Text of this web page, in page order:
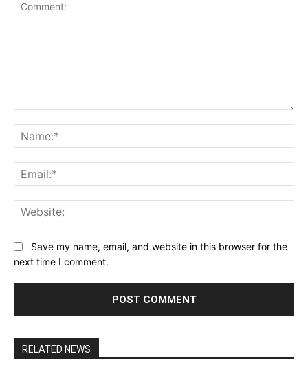
Save my name, email, and website in this browser for the
next time I comment.
RELATED NEWS